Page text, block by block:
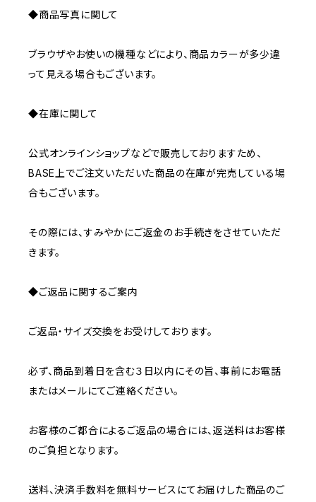
◆商品写真に関して
ブラウザやお使いの機種などにより、商品カラーが多少違
って見える場合もございます。
◆在庫に関して
公式オンラインショップなどで販売しておりますため、
BASE上でご注文いただいた商品の在庫が完売している場
合もございます。
その際には、すみやかにご返金のお手続きをさせていただ
きます。
◆ご返品に関するご案内
ご返品・サイズ交換をお受けしております。
必ず、商品到着日を含む３日以内にその旨、事前にお電話
またはメールにてご連絡ください。
お客様のご都合によるご返品の場合には、返送料はお客様
のご負担となります。
送料、決済手数料を無料サービスにてお届けした商品のご